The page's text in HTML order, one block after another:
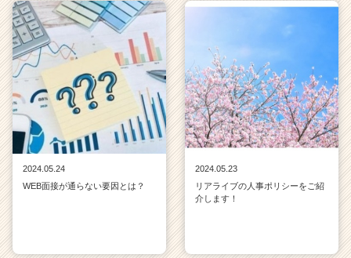
2024.05.24
WEB面接が通らない要因とは？
2024.05.23
リアライブの人事ポリシーをご紹
介します！